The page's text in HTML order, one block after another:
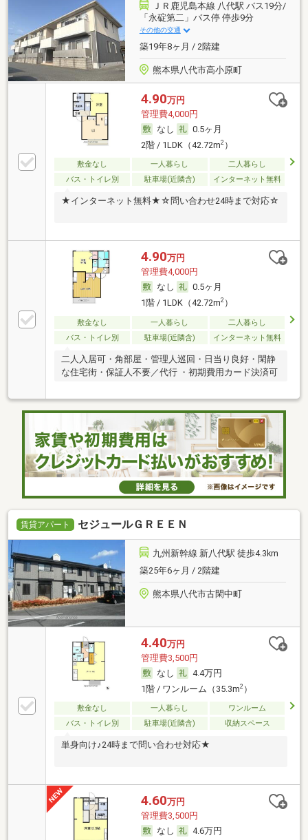
ＪＲ鹿児島本線 八代駅 バス19分/
「永碇第二」バス停 停歩9分
その他の交通
築19年8ヶ月 / 2階建
熊本県八代市高小原町
4.90万円
管理費4,000円
なし
0.5ヶ月
2階 / 1LDK（42.72m2）
敷金なし 一人暮らし
二人暮らし
バス・トイレ別
駐車場(近隣含) インターネット無料
★インターネット無料★☆問い合わせ24時まで対応☆
4.90万円
管理費4,000円
なし
0.5ヶ月
1階 / 1LDK（42.72m2）
敷金なし 一人暮らし
二人暮らし
バス・トイレ別
駐車場(近隣含) インターネット無料
二人入居可・角部屋・管理人巡回・日当り良好・閑静
な住宅街・保証人不要／代行 ・初期費用カード決済可
賃貸アパート セジュールＧＲＥＥＮ
九州新幹線 新八代駅 徒歩4.3km
築25年6ヶ月 / 2階建
熊本県八代市古閑中町
4.40万円
管理費3,500円
なし
4.4万円
1階 / ワンルーム（35.3m2）
敷金なし 一人暮らし
ワンルーム
バス・トイレ別
駐車場(近隣含) 収納スペース
単身向け♪24時まで問い合わせ対応★
4.60万円
管理費3,500円
なし
4.6万円